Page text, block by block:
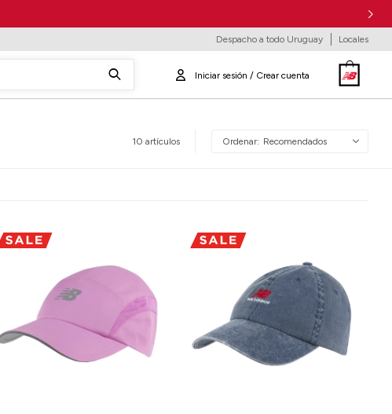
Despacho a todo Uruguay Locales
10 artículos Recomendados